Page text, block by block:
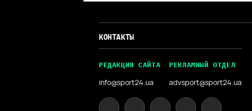
КОНТАКТЫ
РЕДАКЦИЯ САЙТА
info@sport24.ua
РЕКЛАМНЫЙ ОТДЕЛ
advsport@sport24.ua